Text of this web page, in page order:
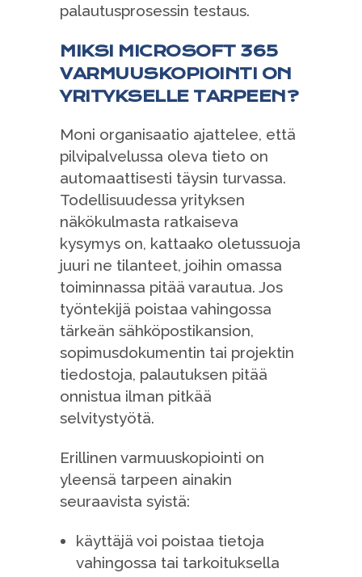
palautusprosessin testaus.
MIKSI MICROSOFT 365
VARMUUSKOPIOINTI ON
YRITYKSELLE TARPEEN?
Moni organisaatio ajattelee, että
pilvipalvelussa oleva tieto on
automaattisesti täysin turvassa.
Todellisuudessa yrityksen
näkökulmasta ratkaiseva
kysymys on, kattaako oletussuoja
juuri ne tilanteet, joihin omassa
toiminnassa pitää varautua. Jos
työntekijä poistaa vahingossa
tärkeän sähköpostikansion,
sopimusdokumentin tai projektin
tiedostoja, palautuksen pitää
onnistua ilman pitkää
selvitystyötä.
Erillinen varmuuskopiointi on
yleensä tarpeen ainakin
seuraavista syistä:
käyttäjä voi poistaa tietoja
vahingossa tai tarkoituksella